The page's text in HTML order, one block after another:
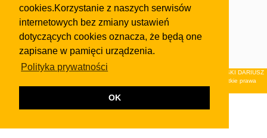
cookies.Korzystanie z naszych serwisów
internetowych bez zmiany ustawień
dotyczących cookies oznacza, że będą one
zapisane w pamięci urządzenia.
Polityka prywatności
OK
Skontaktuj się z nami
regulaminuiPolityki Prywatności.
Klauzula FB
© 2026Wydawnictwo NEON sp. z o.o. (dawniej: FIRMA NEON MAREK KLUCZEWSKI DARIUSZ
KRAWCZYK s.c.) z siedzibą w Olkuszu, ul.Żuradzka 15, 32-300 Olkusz . Wszystkie prawa